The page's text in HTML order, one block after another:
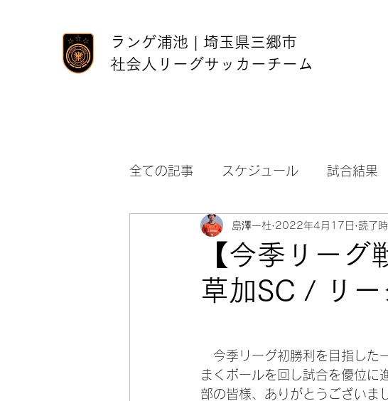
ランゲ浦池 | 埼玉県三郷市
社会人リーグサッカーチーム
全ての記事 スケジュール 試合結果
【今季リー
草加SC / リー
島澤一杜 2022年4月17日 読了
今季リーグ初勝利を目指した
まくボールを回し試合を優位に
部の皆様、ありがとうございま